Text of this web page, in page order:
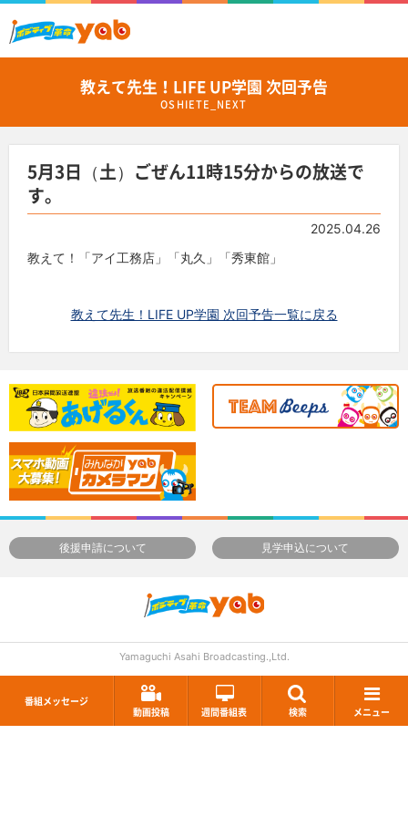
番組メッセージ
動画投稿
週間番組表 検索 メニュー
教えて先生！LIFE UP学園 次回予告
OSHIETE_NEXT
5月3日（土）ごぜん11時15分からの放送で
す。
2025.04.26
教えて！「アイ工務店」「丸久」「秀東館」
教えて先生！LIFE UP学園 次回予告一覧に戻る
後援申請について 見学申込について
Yamaguchi Asahi Broadcasting.,Ltd.